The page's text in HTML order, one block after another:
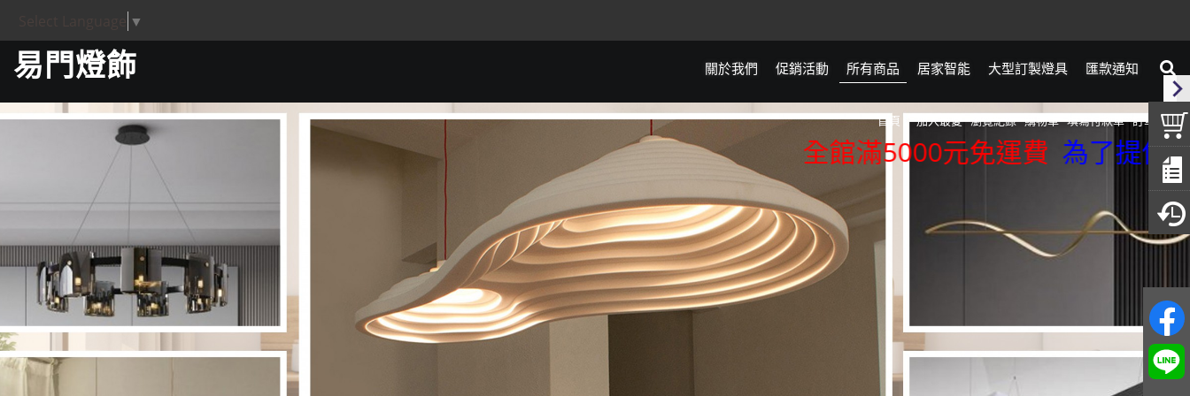
▼
易門燈飾 關於我們 促銷活動 所有商品 居家智能 大型訂製燈具 匯款通知
首頁 加入最愛 瀏覽紀錄 購物車 填寫付款單 訂單查詢
全館滿5000元免運費 為了提供更精